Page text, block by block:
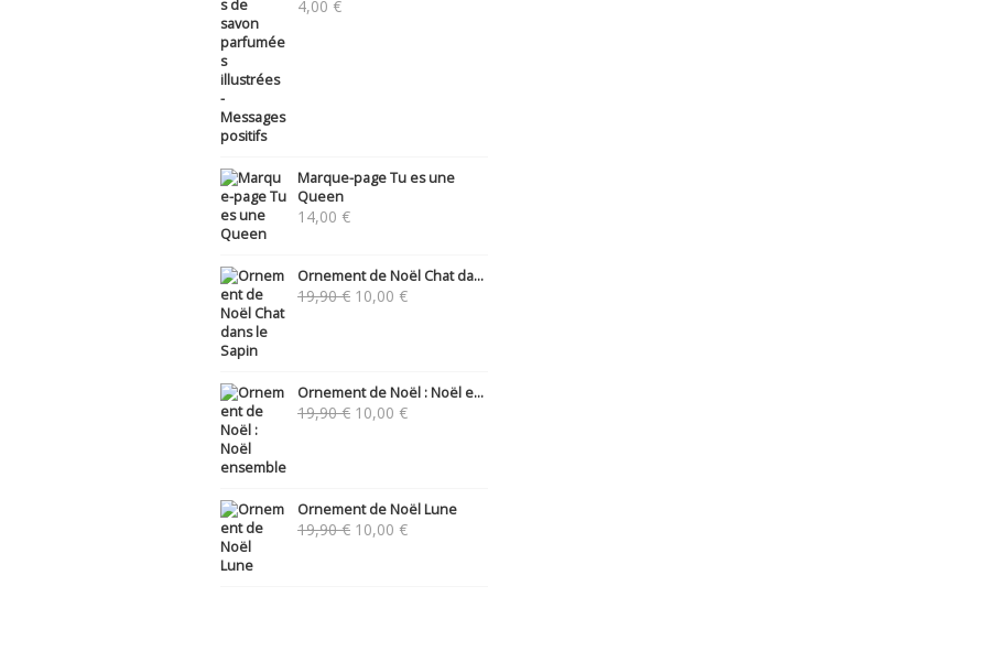
4,00 €
Marque-page Tu es une
Queen
14,00 €
Ornement de Noël Chat da...
19,90€ Le
10,00 €Le
Ornement de Noël : Noël e...
19,90€ Le
10,00 €Le
Ornement de Noël Lune
19,90€ Le
10,00 €Le